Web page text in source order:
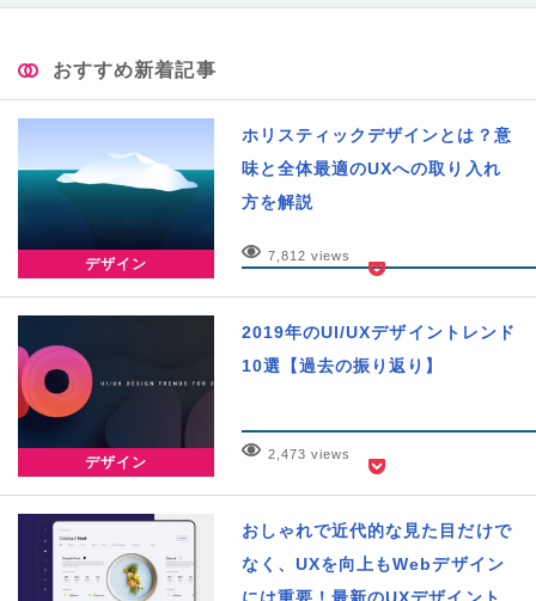
おすすめ新着記事
デザイン
ホリスティックデザインとは？意
味と全体最適のUXへの取り入れ
方を解説
7,812 views
デザイン
2019年のUI/UXデザイントレンド
10選【過去の振り返り】
2,473 views
おしゃれで近代的な見た目だけで
なく、UXを向上もWebデザイン
には重要！最新のUXデザイント